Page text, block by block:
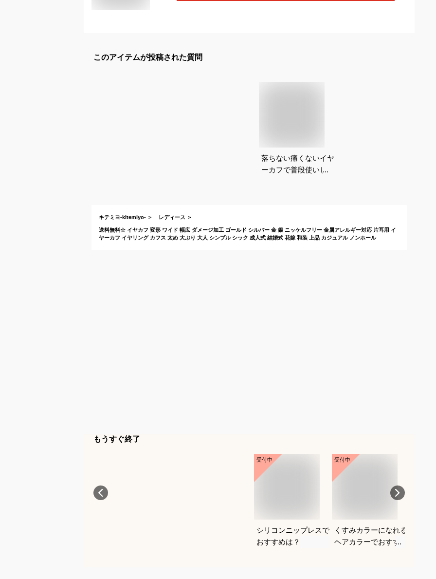
このアイテムが投稿された質問
落ちない痛くないイヤ
ーカフで普段使いしや
キテミヨ-kitemiyo- レディース
送料無料☆ イヤカフ 変形 ワイド 幅広 ダメージ加工 ゴールド シルバー 金 銀 ニッケルフリー 金属アレルギー対応 片耳用 イ
ヤーカフ イヤリング カフス 太め 大ぶり 大人 シンプル シック 成人式 結婚式 花嫁 和装 上品 カジュアル ノンホール
もうすぐ終了
受付中
シリコンニップレスで
おすすめは？
受付中
くすみカラーになれる
ヘアカラーでおすすめ